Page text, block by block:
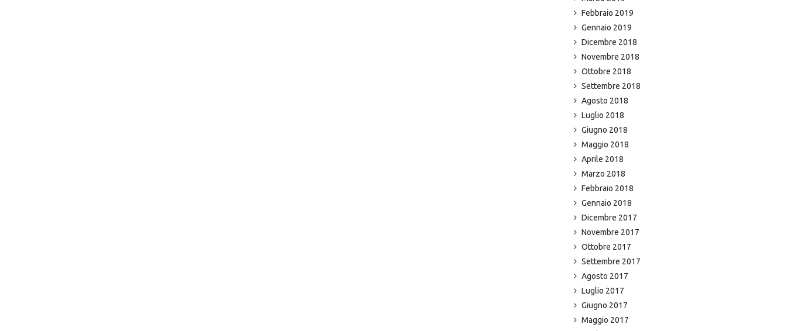
Febbraio 2019
Gennaio 2019
Dicembre 2018
Novembre 2018
Ottobre 2018
Settembre 2018
Agosto 2018
Luglio 2018
Giugno 2018
Maggio 2018
Aprile 2018
Marzo 2018
Febbraio 2018
Gennaio 2018
Dicembre 2017
Novembre 2017
Ottobre 2017
Settembre 2017
Agosto 2017
Luglio 2017
Giugno 2017
Maggio 2017